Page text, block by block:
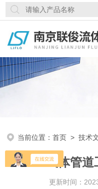
当前位置：首页 >技术
气体管道
更新时间：